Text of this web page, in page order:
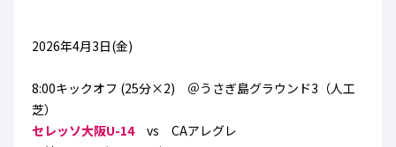
西U-15
U-12 ガールズU-18
ガールズU-15 セレクション
西U-15
PLAYERS
選手
U-18
フィロソフィー
2026年4月3日(金)
8:00キックオフ (25分×2) ＠うさぎ島グラウンド3（人工
芝）
セレッソ大阪U-14vs CAアレグレ